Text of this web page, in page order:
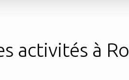
activités à